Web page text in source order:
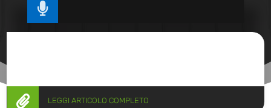

 LEGGI ARTICOLO COMPLETO